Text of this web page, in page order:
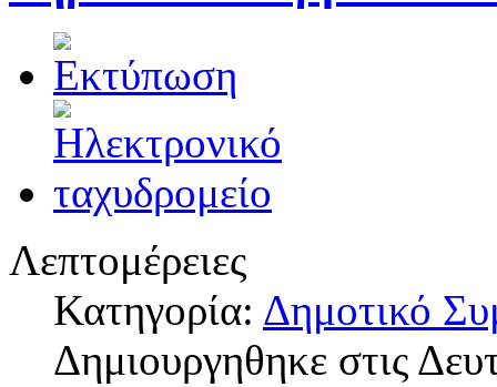
Λεπτομέρειες
Κατηγορία: Δημοτικό
Δημιουργηθηκε στις